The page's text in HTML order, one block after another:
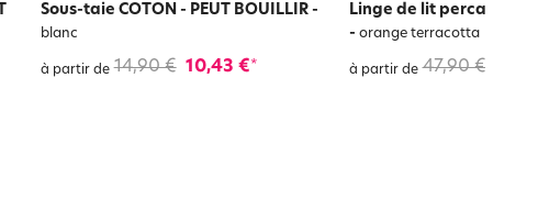
Sous-taie COTON - PEUT BOUILLIR-
blanc
à partir de 14,90 € 10,43 €*
Linge de lit percale
- orange terracotta
à partir de 47,90 €